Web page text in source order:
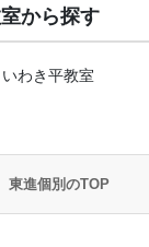
から探す
いわき平教室
東進個別のTOP